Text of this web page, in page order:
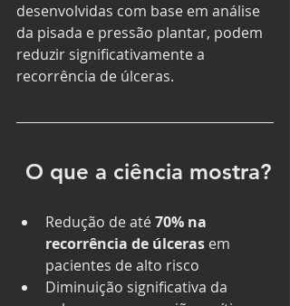
desenvolvidas com base em análise
da pisada e pressão plantar, podem
reduzir significativamente a
recorrência de úlceras.
O que a ciência mostra?
Redução de até 70% na
recorrência de úlceras em
pacientes de alto risco
Diminuição significativa da